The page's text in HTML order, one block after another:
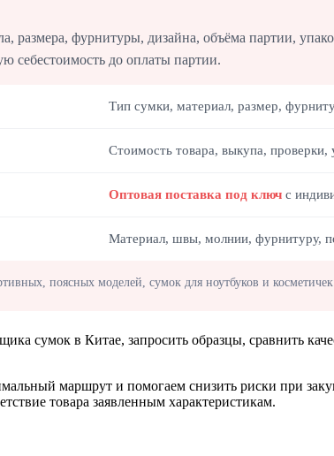
размера, фурнитуры, дизайна, объёма партии,
себестоимость до оплаты партии.
Тип сумки, материал, размер,
Стоимость товара, выкупа,
Оптовая поставка под ключ с
Материал, швы, молнии, фурнитуру,
поясных моделей, сумок для ноутбуков и косметичек
сумок в Китае, запросить образцы, сравнить
маршрут и помогаем снизить риски при
товара заявленным характеристикам.